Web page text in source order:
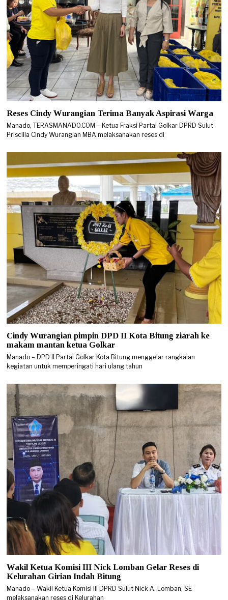
Reses Cindy Wurangian Terima Banyak Aspirasi Warga
Manado, TERASMANADO.COM – Ketua Fraksi Partai Golkar DPRD Sulut
Priscilla Cindy Wurangian MBA melaksanakan reses di
Cindy Wurangian pimpin DPD II Kota Bitung ziarah ke
makam mantan ketua Golkar
Manado – DPD II Partai Golkar Kota Bitung menggelar rangkaian
kegiatan untuk memperingati hari ulang tahun
Wakil Ketua Komisi III Nick Lomban Gelar Reses di
Kelurahan Girian Indah Bitung
Manado – Wakil Ketua Komisi III DPRD Sulut Nick A. Lomban, SE
melaksanakan reses di Kelurahan